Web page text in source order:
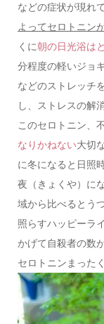
などの症状が現れ
よってセロトニン
くに朝の日光浴は
分程度の軽いジョ
などのストレッチ
し、ストレスの解
このセロトニン、
なりかねない大切
に冬になると日照
夜（きょくや）に
域から比べるとう
照らすハッピーラ
かげて自殺者の数
セロトニンまった